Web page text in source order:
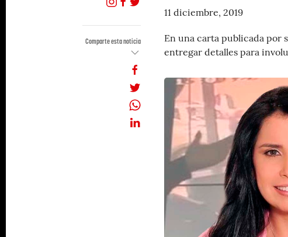
Comparte esta noticia
11 diciembre, 2019
En una carta publicada por
entregar detalles para